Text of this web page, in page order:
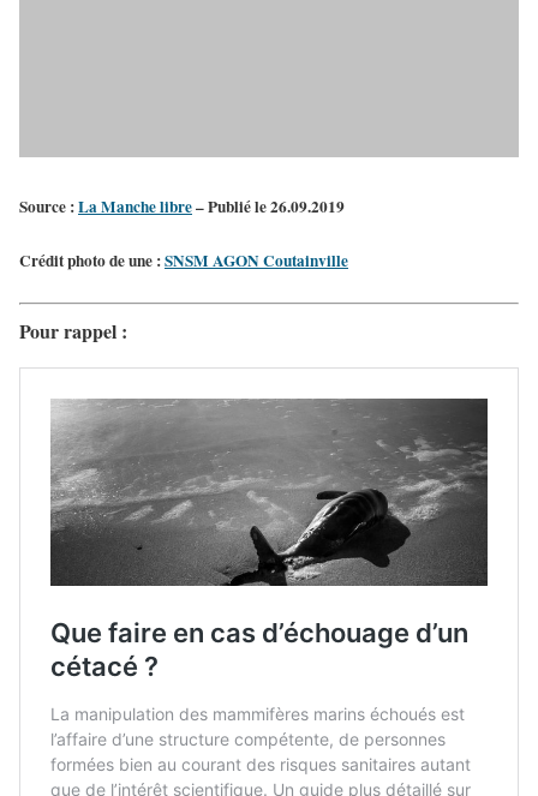
Source :La Manche libre– Publié le 26.09.2019
Crédit photo de une :SNSM AGON Coutainville
Pour rappel :